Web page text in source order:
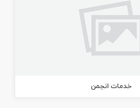
خدمات انجمن